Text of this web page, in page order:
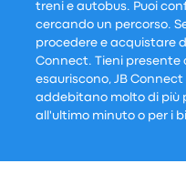
treni e autobus. Puoi
cercando un percorso.
procedere e acquistare
Connect. Tieni presente
esauriscono, JB
addebitano molto di più
all'ultimo minuto o per i